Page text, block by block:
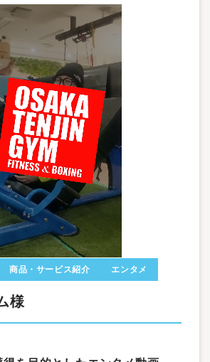
商品・サービス紹介 エンタメ
様